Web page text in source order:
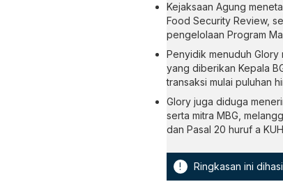
Kejaksaan Agung
Food Security Review,
pengelolaan Program
Penyidik menuduh Glory
yang diberikan Kepala
transaksi mulai puluhan
Glory juga diduga
serta mitra MBG,
dan Pasal 20 huruf a
! Ringkasan ini